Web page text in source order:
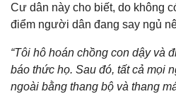
Cư dân này cho biết, do không
điểm người dân đang say ngủ
“Tôi hô hoán chồng con dậy và
báo thức họ. Sau đó, tất cả mọi
ngoài bằng thang bộ và thang